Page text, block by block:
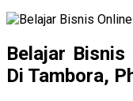
Belajar Bisnis
Di Tambora,